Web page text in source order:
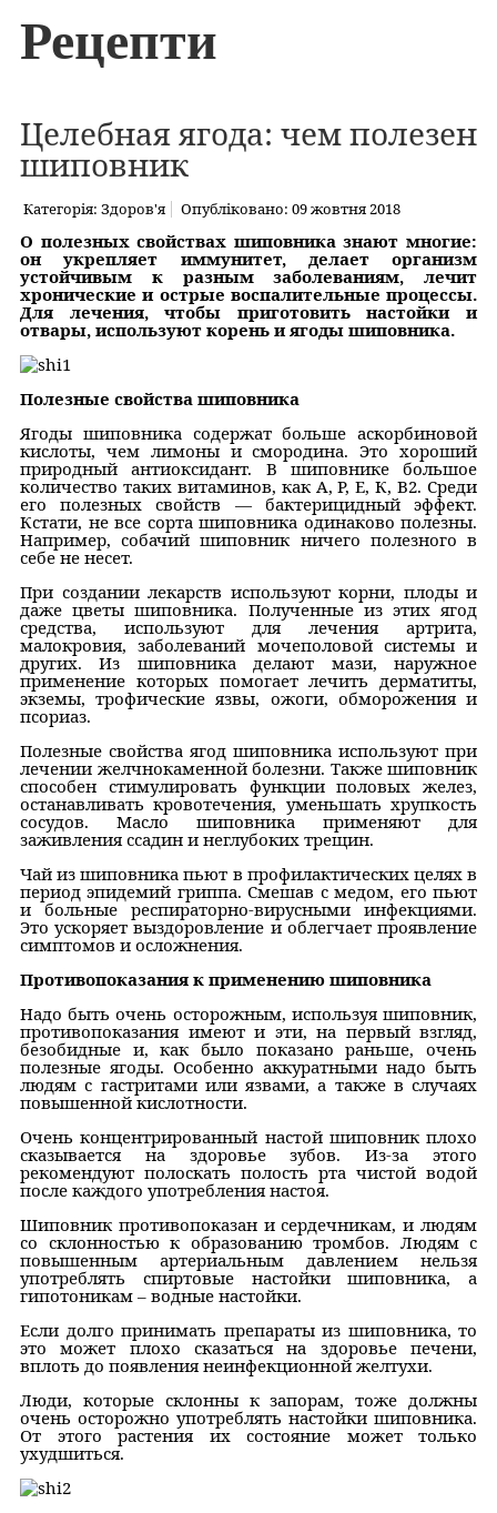
Рецепти
Целебная ягода: чем полезен
шиповник
Категорія: Здоров'я Опубліковано: 09 жовтня 2018
О полезных свойствах шиповника знают многие:
он укрепляет иммунитет, делает организм
устойчивым к разным заболеваниям, лечит
хронические и острые воспалительные процессы.
Для лечения, чтобы приготовить настойки и
отвары, используют корень и ягоды шиповника.
Полезные свойства шиповника
Ягоды шиповника содержат больше аскорбиновой
кислоты, чем лимоны и смородина. Это хороший
природный антиоксидант. В шиповнике большое
количество таких витаминов, как А, Р, Е, К, В2. Среди
его полезных свойств — бактерицидный эффект.
Кстати, не все сорта шиповника одинаково полезны.
Например, собачий шиповник ничего полезного в
себе не несет.
При создании лекарств используют корни, плоды и
даже цветы шиповника. Полученные из этих ягод
средства, используют для лечения артрита,
малокровия, заболеваний мочеполовой системы и
других. Из шиповника делают мази, наружное
применение которых помогает лечить дерматиты,
экземы, трофические язвы, ожоги, обморожения и
псориаз.
Полезные свойства ягод шиповника используют при
лечении желчнокаменной болезни. Также шиповник
способен стимулировать функции половых желез,
останавливать кровотечения, уменьшать хрупкость
сосудов. Масло шиповника применяют для
заживления ссадин и неглубоких трещин.
Чай из шиповника пьют в профилактических целях в
период эпидемий гриппа. Смешав с медом, его пьют
и больные респираторно-вирусными инфекциями.
Это ускоряет выздоровление и облегчает проявление
симптомов и осложнения.
Противопоказания к применению шиповника
Надо быть очень осторожным, используя шиповник,
противопоказания имеют и эти, на первый взгляд,
безобидные и, как было показано раньше, очень
полезные ягоды. Особенно аккуратными надо быть
людям с гастритами или язвами, а также в случаях
повышенной кислотности.
Очень концентрированный настой шиповник плохо
сказывается на здоровье зубов. Из-за этого
рекомендуют полоскать полость рта чистой водой
после каждого употребления настоя.
Шиповник противопоказан и сердечникам, и людям
со склонностью к образованию тромбов. Людям с
повышенным артериальным давлением нельзя
употреблять спиртовые настойки шиповника, а
гипотоникам – водные настойки.
Если долго принимать препараты из шиповника, то
это может плохо сказаться на здоровье печени,
вплоть до появления неинфекционной желтухи.
Люди, которые склонны к запорам, тоже должны
очень осторожно употреблять настойки шиповника.
От этого растения их состояние может только
ухудшиться.